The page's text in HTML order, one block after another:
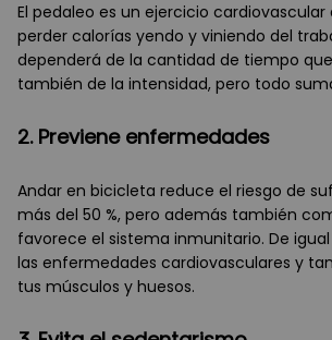
El pedaleo es un ejercicio
perder calorías yendo y viniendo del
dependerá de la cantidad de tiempo
también de la intensidad, pero todo
2. Previene enfermedades
Andar en bicicleta reduce el riesgo de
más del 50 %, pero además también
favorece el sistema inmunitario. De
las enfermedades cardiovasculares y
tus músculos y huesos.